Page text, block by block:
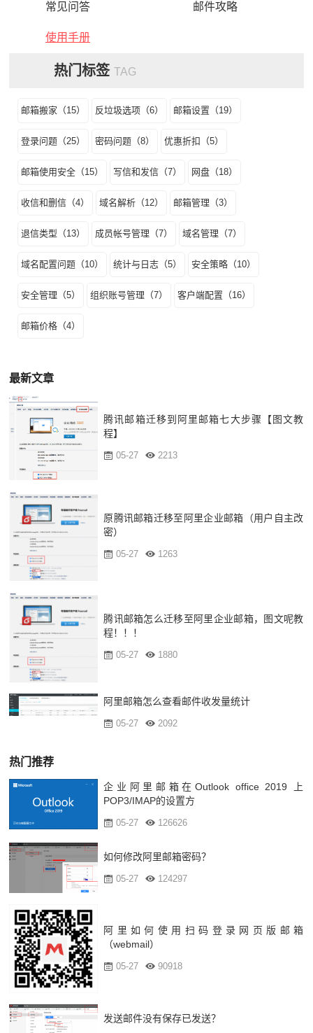
常见问答 邮件攻略
使用手册
热门标签 TAG
邮箱搬家（15） 反垃圾选项（6） 邮箱设置（19）
登录问题（25） 密码问题（8） 优惠折扣（5）
邮箱使用安全（15） 写信和发信（7） 网盘（18）
收信和删信（4） 域名解析（12） 邮箱管理（3）
退信类型（13） 成员帐号管理（7） 域名管理（7）
域名配置问题（10） 统计与日志（5） 安全策略（10）
安全管理（5） 组织账号管理（7） 客户端配置（16）
邮箱价格（4）
最新文章
腾讯邮箱迁移到阿里邮箱七大步骤【图文教
程】
05-27 2213
原腾讯邮箱迁移至阿里企业邮箱（用户自主改
密）
05-27 1263
腾讯邮箱怎么迁移至阿里企业邮箱，图文呢教
程！！！
05-27 1880
阿里邮箱怎么查看邮件收发量统计
05-27 2092
热门推荐
企业阿里邮箱在Outlook office 2019 上
POP3/IMAP的设置方
05-27 126626
如何修改阿里邮箱密码？
05-27 124297
阿里如何使用扫码登录网页版邮箱
（webmail）
05-27 90918
发送邮件没有保存已发送？